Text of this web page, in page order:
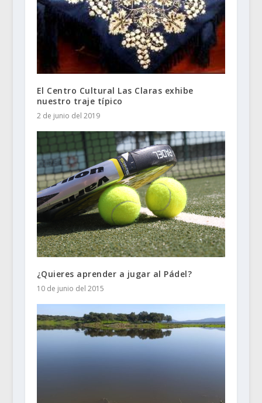
El Centro Cultural Las Claras exhibe
nuestro traje típico
2 de junio del 2019
¿Quieres aprender a jugar al Pádel?
10 de junio del 2015